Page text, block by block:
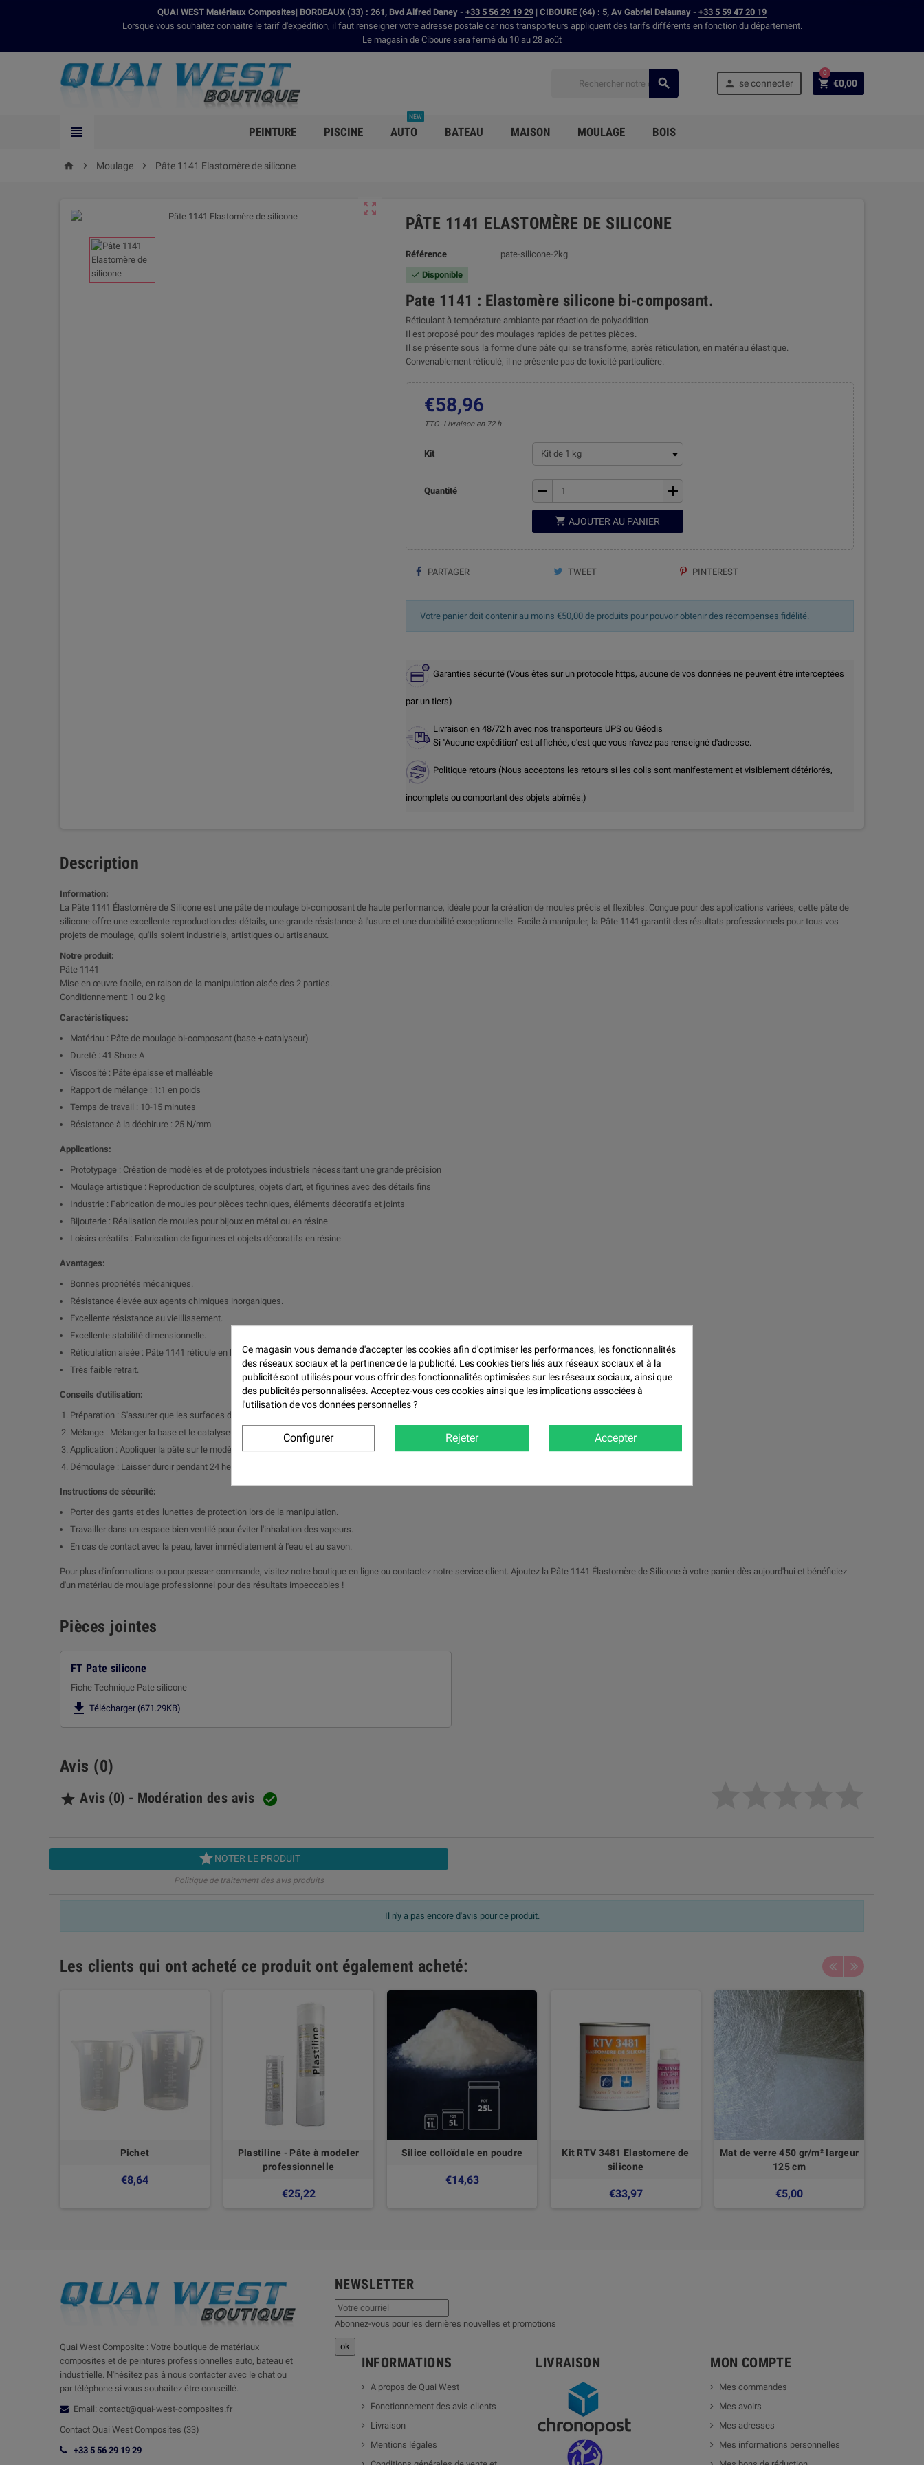
QUAI WEST Matériaux Composites| BORDEAUX (33) : 261, Bvd Alfred Daney - +33 5 56 29 19 29 | CIBOURE (64) : 5, Av Gabriel Delaunay - +33 5 59 47 20 19
Lorsque vous souhaitez connaitre le tarif d'expédition, il faut renseigner votre adresse postale car nos transporteurs appliquent des tarifs différents en fonction du département.
Le magasin de Ciboure sera fermé du 10 au 28 août
  se connecter  €0,00
0
 PEINTURE PISCINE AUTO
NEW
BATEAU MAISON MOULAGE BOIS
home  Moulage  Pâte 1141 Elastomère de silicone

PÂTE 1141 ELASTOMÈRE DE SILICONE
Référence pate-silicone-2kg
 Disponible
Pate 1141 : Elastomère silicone bi-composant.
Réticulant à température ambiante par réaction de polyaddition
Il est proposé pour des moulages rapides de petites pièces.
Il se présente sous la forme d'une pâte qui se transforme, après réticulation, en matériau élastique.
Convenablement réticulé, il ne présente pas de toxicité particulière.
€58,96
TTC Livraison en 72 h
Kit
Quantité remove add
 AJOUTER AU PANIER
PARTAGER TWEET PINTEREST
Votre panier doit contenir au moins €50,00 de produits pour pouvoir obtenir des récompenses fidélité.
Garanties sécurité (Vous êtes sur un protocole https, aucune de vos données ne peuvent être interceptées
par un tiers)
Livraison en 48/72 h avec nos transporteurs UPS ou Géodis
Si "Aucune expédition" est affichée, c'est que vous n'avez pas renseigné d'adresse.
Politique retours (Nous acceptons les retours si les colis sont manifestement et visiblement détériorés,
incomplets ou comportant des objets abîmés.)
Description
Information:
La Pâte 1141 Élastomère de Silicone est une pâte de moulage bi-composant de haute performance, idéale pour la création de moules précis et flexibles. Conçue pour des applications variées, cette pâte de
silicone offre une excellente reproduction des détails, une grande résistance à l'usure et une durabilité exceptionnelle. Facile à manipuler, la Pâte 1141 garantit des résultats professionnels pour tous vos
projets de moulage, qu'ils soient industriels, artistiques ou artisanaux.
Notre produit:
Pâte 1141
Mise en œuvre facile, en raison de la manipulation aisée des 2 parties.
Conditionnement: 1 ou 2 kg
Caractéristiques:
Matériau : Pâte de moulage bi-composant (base + catalyseur)
Dureté : 41 Shore A
Viscosité : Pâte épaisse et malléable
Rapport de mélange : 1:1 en poids
Temps de travail : 10-15 minutes
Résistance à la déchirure : 25 N/mm
Applications:
Prototypage : Création de modèles et de prototypes industriels nécessitant une grande précision
Moulage artistique : Reproduction de sculptures, objets d'art, et figurines avec des détails fins
Industrie : Fabrication de moules pour pièces techniques, éléments décoratifs et joints
Bijouterie : Réalisation de moules pour bijoux en métal ou en résine
Loisirs créatifs : Fabrication de figurines et objets décoratifs en résine
Avantages:
Bonnes propriétés mécaniques.
Résistance élevée aux agents chimiques inorganiques.
Excellente résistance au vieillissement.
Excellente stabilité dimensionnelle.
Réticulation aisée : Pâte 1141 réticule en l'absence totale d'air ou d'humidité, démoulage facile.
Très faible retrait.
Conseils d'utilisation:
Préparation : S'assurer que les surfaces de moulage sont propres et sèches.
Mélange : Mélanger la base et le catalyseur dans un rapport de 1:1 en poids.
Application : Appliquer la pâte sur le modèle en assurant une couverture uniforme et en pressant pour capturer les détails.
Démoulage : Laisser durcir pendant 24 heures à 23°C avant de démouler.
Instructions de sécurité:
Porter des gants et des lunettes de protection lors de la manipulation.
Travailler dans un espace bien ventilé pour éviter l'inhalation des vapeurs.
En cas de contact avec la peau, laver immédiatement à l'eau et au savon.
Pour plus d'informations ou pour passer commande, visitez notre boutique en ligne ou contactez notre service client. Ajoutez la Pâte 1141 Élastomère de Silicone à votre panier dès aujourd'hui et bénéficiez
d'un matériau de moulage professionnel pour des résultats impeccables !
Pièces jointes
FT Pate silicone
Fiche Technique Pate silicone
 Télécharger (671.29KB)
Avis (0)
 Avis (0) - Modération des avis 
NOTER LE PRODUIT
Politique de traitement des avis produits
Il n'y a pas encore d'avis pour ce produit.
Les clients qui ont acheté ce produit ont également acheté:
Pichet
€8,64
Plastiline - Pâte à modeler
professionnelle
€25,22
Silice colloïdale en poudre
€14,63
Kit RTV 3481 Elastomere de
silicone
€33,97
Mat de verre 450 gr/m² largeur
125 cm
€5,00
Quai West Composite : Votre boutique de matériaux
composites et de peintures professionnelles auto, bateau et
industrielle. N'hésitez pas à nous contacter avec le chat ou
par téléphone si vous souhaitez être conseillé.
Email: contact@quai-west-composites.fr
Contact Quai West Composites (33)
+33 5 56 29 19 29
NEWSLETTER
Abonnez-vous pour les dernières nouvelles et promotions
INFORMATIONS
A propos de Quai West
Fonctionnement des avis clients
Livraison
Mentions légales
LIVRAISON MON COMPTE
Mes commandes
Mes avoirs
Mes adresses
Mes informations personnelles
Ce magasin vous demande d'accepter les cookies afin d'optimiser les performances, les fonctionnalités
des réseaux sociaux et la pertinence de la publicité. Les cookies tiers liés aux réseaux sociaux et à la
publicité sont utilisés pour vous offrir des fonctionnalités optimisées sur les réseaux sociaux, ainsi que
des publicités personnalisées. Acceptez-vous ces cookies ainsi que les implications associées à
l'utilisation de vos données personnelles ?
Configurer Rejeter Accepter